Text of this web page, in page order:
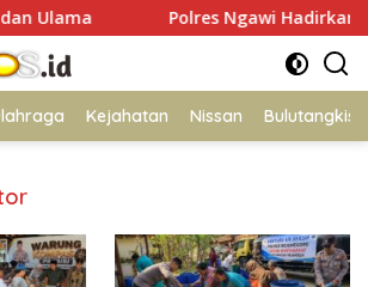
Polres Ngawi Hadirkan Warung
Kejahatan Nissan Bulutangkis